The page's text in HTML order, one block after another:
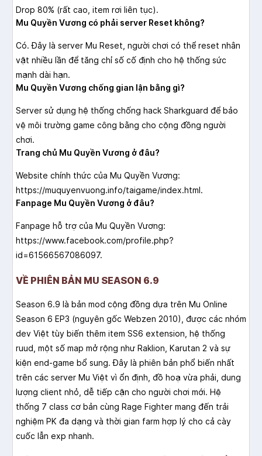
Drop 80% (rất cao, item rơi liên tục).
Mu Quyền Vương có phải server Reset không?
Có. Đây là server Mu Reset, người chơi có thể reset nhân
vật nhiều lần để tăng chỉ số cố định cho hệ thống sức
mạnh dài hạn.
Mu Quyền Vương chống gian lận bằng gì?
Server sử dụng hệ thống chống hack Sharkguard để bảo
vệ môi trường game công bằng cho cộng đồng người
chơi.
Trang chủ Mu Quyền Vương ở đâu?
Website chính thức của Mu Quyền Vương:
https://muquyenvuong.info/taigame/index.html.
Fanpage Mu Quyền Vương ở đâu?
Fanpage hỗ trợ của Mu Quyền Vương:
https://www.facebook.com/profile.php?
id=61566567086097.
VỀ PHIÊN BẢN MU SEASON 6.9
Season 6.9 là bản mod cộng đồng dựa trên Mu Online
Season 6 EP3 (nguyên gốc Webzen 2010), được các nhóm
dev Việt tùy biến thêm item SS6 extension, hệ thống
ruud, một số map mở rộng như Raklion, Karutan 2 và sự
kiện end-game bổ sung. Đây là phiên bản phổ biến nhất
trên các server Mu Việt vì ổn định, đồ hoạ vừa phải, dung
lượng client nhỏ, dễ tiếp cận cho người chơi mới. Hệ
thống 7 class cơ bản cùng Rage Fighter mang đến trải
nghiệm PK đa dạng và thời gian farm hợp lý cho cả cày
cuốc lẫn exp nhanh.